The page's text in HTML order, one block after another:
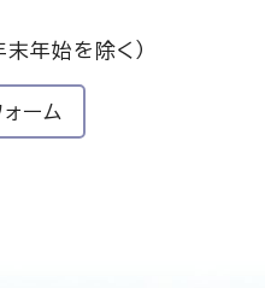
末年始を除く）
ーム